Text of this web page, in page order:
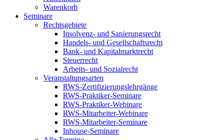
Warenkorb
Seminare
Rechtsgebiete
Insolvenz- und Sanierungsrecht
Handels- und Gesellschaftsrecht
Bank- und Kapitalmarktrecht
Steuerrecht
Arbeits- und Sozialrecht
Veranstaltungsarten
RWS-Zertifizierungslehrgänge
RWS-Praktiker-Seminare
RWS-Praktiker-Webinare
RWS-Mitarbeiter-Webinare
RWS-Mitarbeiter-Seminare
Inhouse-Seminare